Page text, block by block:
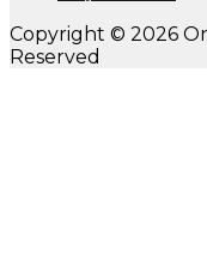
Copyright © 2026
Reserved